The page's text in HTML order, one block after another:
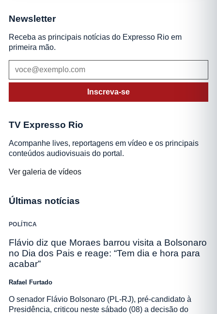
Newsletter
Receba as principais notícias do Expresso Rio em
primeira mão.
Inscreva-se
TV Expresso Rio
Acompanhe lives, reportagens em vídeo e os principais
conteúdos audiovisuais do portal.
Ver galeria de vídeos
Últimas notícias
POLÍTICA
Flávio diz que Moraes barrou visita a Bolsonaro
no Dia dos Pais e reage: “Tem dia e hora para
acabar”
Rafael Furtado
O senador Flávio Bolsonaro (PL-RJ), pré-candidato à
Presidência, criticou neste sábado (08) a decisão do